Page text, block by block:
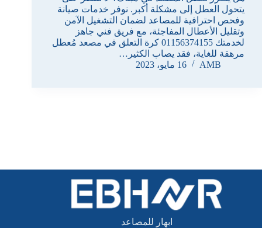
يتحول العطل إلى مشكلة أكبر. نوفر خدمات صيانة
وفحص احترافية للمصاعد لضمان التشغيل الآمن
وتقليل الأعطال المفاجئة، مع فريق فني جاهز
لخدمتك 01156374155 كرة التعلق في مصعد مُعطل
مرهقة للغاية، فقد يصاب الكثير…
AMB
16 مايو، 2023
ابهار للمصاعد